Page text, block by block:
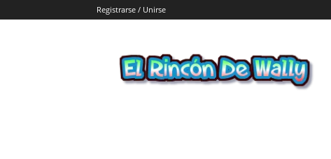
Registrarse / Unirse
Rincon
de